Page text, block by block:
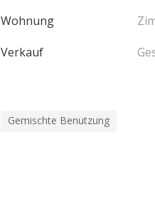
Wohnung
Verkauf
Gemischte Benutzung